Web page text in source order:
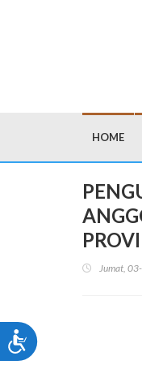
HOME
Jumat,